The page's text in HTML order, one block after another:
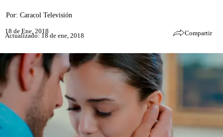
Por: Caracol Televisión
18 de Ene, 2018
Actualizado: 18 de ene, 2018 Compartir